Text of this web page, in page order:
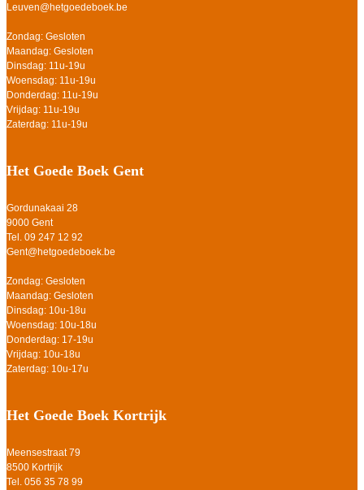
Leuven@hetgoedeboek.be
Zondag: Gesloten
Maandag: Gesloten
Dinsdag: 11u-19u
Woensdag: 11u-19u
Donderdag: 11u-19u
Vrijdag: 11u-19u
Zaterdag: 11u-19u
Het Goede Boek Gent
Gordunakaai 28
9000 Gent
Tel. 09 247 12 92
Gent@hetgoedeboek.be
Zondag: Gesloten
Maandag: Gesloten
Dinsdag: 10u-18u
Woensdag: 10u-18u
Donderdag: 17-19u
Vrijdag: 10u-18u
Zaterdag: 10u-17u
Het Goede Boek Kortrijk
Meensestraat 79
8500 Kortrijk
Tel. 056 35 78 99